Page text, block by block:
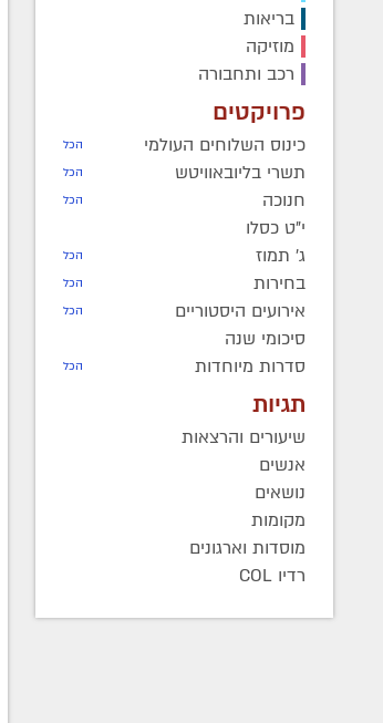
בריאות
מוזיקה
רכב ותחבורה
פרויקטים
כינוס השלוחים העולמי הכל
תשרי בליובאוויטש הכל
חנוכה הכל
י"ט כסלו
ג' תמוז
הכל
בחירות הכל
אירועים היסטוריים הכל
סיכומי שנה
סדרות מיוחדות
הכל
תגיות
שיעורים והרצאות
אנשים
נושאים
מקומות
מוסדות וארגונים
רדיו COL